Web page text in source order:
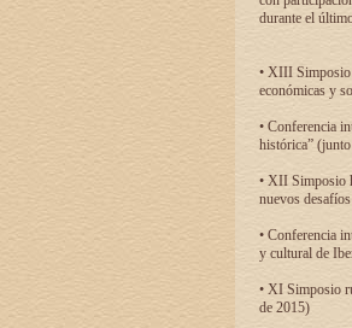
durante el
• XIII Simposio
económicas y
• Conferencia
histórica”
• XII Simposio
nuevos
• Conferencia
y cultural de
• XI Simposio
de 2015)